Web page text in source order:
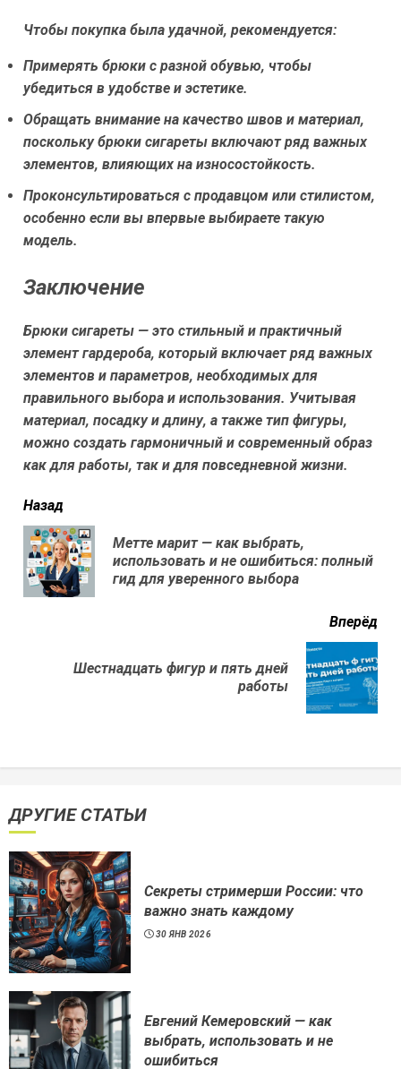
Чтобы покупка была удачной, рекомендуется:
Примерять брюки с разной обувью, чтобы
убедиться в удобстве и эстетике.
Обращать внимание на качество швов и материал,
поскольку брюки сигареты включают ряд важных
элементов, влияющих на износостойкость.
Проконсультироваться с продавцом или стилистом,
особенно если вы впервые выбираете такую
модель.
Заключение
Брюки сигареты — это стильный и практичный
элемент гардероба, который включает ряд важных
элементов и параметров, необходимых для
правильного выбора и использования. Учитывая
материал, посадку и длину, а также тип фигуры,
можно создать гармоничный и современный образ
как для работы, так и для повседневной жизни.
читать
еще
Назад
Метте марит — как выбрать,
использовать и не ошибиться: полный
гид для уверенного выбора
Вперёд
Шестнадцать фигур и пять дней
работы
ДРУГИЕ СТАТЬИ
Секреты стримерши России: что
важно знать каждому
30 ЯНВ 2026
Евгений Кемеровский — как
выбрать, использовать и не
ошибиться